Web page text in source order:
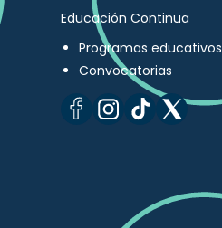
Educación Continua
Programas educativos
Convocatorias